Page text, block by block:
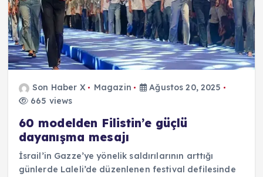
Son Haber X Magazin
Ağustos 20, 2025
665 views
60 modelden Filistin’e güçlü
dayanışma mesajı
İsrail’in Gazze’ye yönelik saldırılarının arttığı
günlerde Laleli’de düzenlenen festival defilesinde